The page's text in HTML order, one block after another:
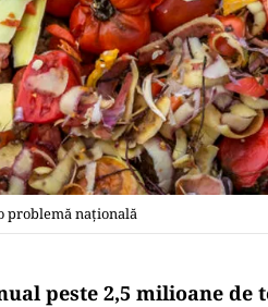
problemă națională
peste 2,5 milioane